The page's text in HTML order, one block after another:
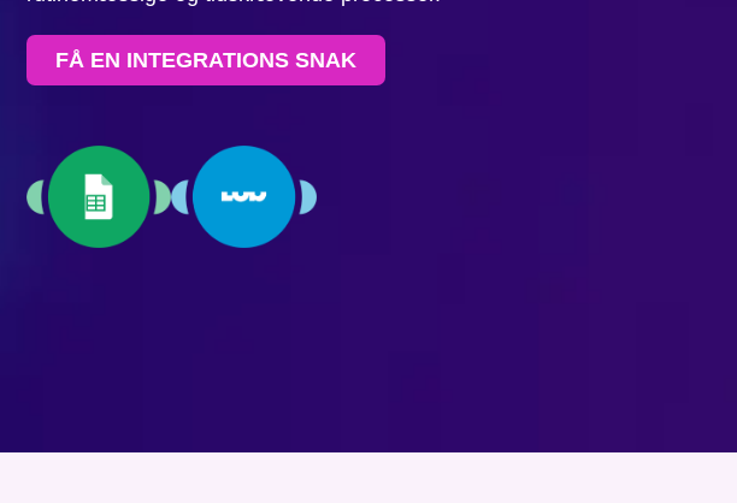
FÅ EN INTEGRATIONS SNAK